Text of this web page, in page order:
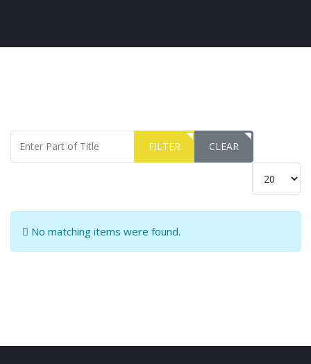
FILTER CLEAR
Info
No matching items were found.